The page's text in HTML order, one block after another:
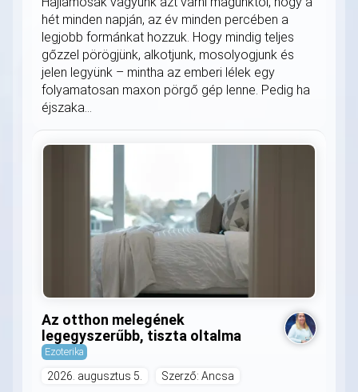
hét minden napján, az év minden percében a
legjobb formánkat hozzuk. Hogy mindig teljes
gőzzel pörögjünk, alkotjunk, mosolyogjunk és
jelen legyünk – mintha az emberi lélek egy
folyamatosan maxon pörgő gép lenne. Pedig ha
éjszaka...
Az otthon melegének
legegyszerűbb, tiszta oltalma
Ezoterika
2026. augusztus 5. Szerző: Ancsa